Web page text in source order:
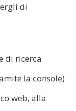
di
di ricerca
la console)
web, alla